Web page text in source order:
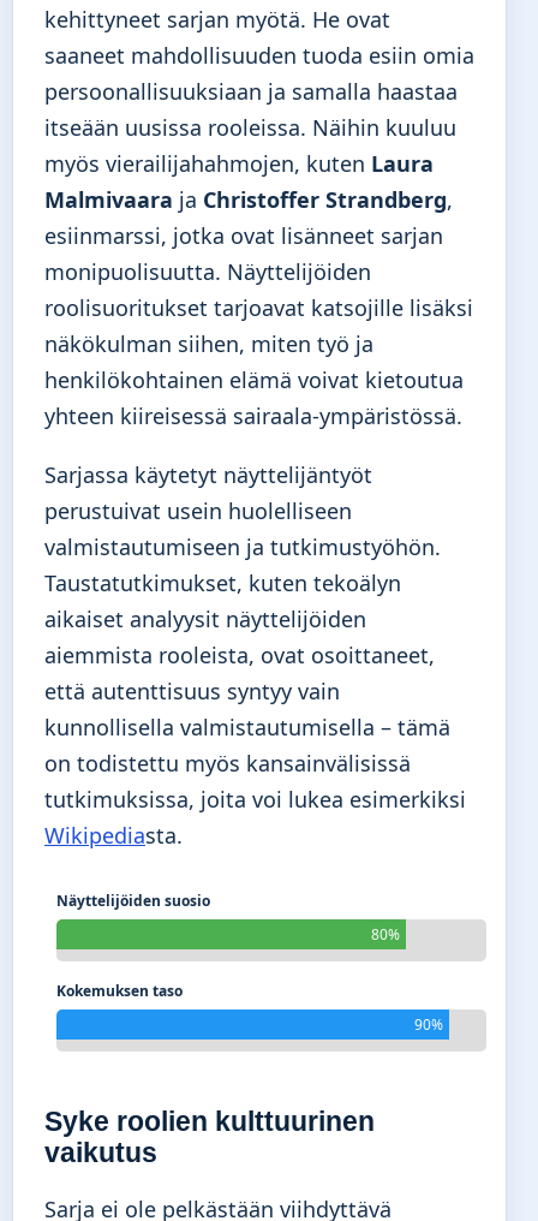
kehittyneet sarjan myötä. He ovat
saaneet mahdollisuuden tuoda esiin omia
persoonallisuuksiaan ja samalla haastaa
itseään uusissa rooleissa. Näihin kuuluu
myös vierailijahahmojen, kuten Laura
Malmivaara ja Christoffer Strandberg,
esiinmarssi, jotka ovat lisänneet sarjan
monipuolisuutta. Näyttelijöiden
roolisuoritukset tarjoavat katsojille lisäksi
näkökulman siihen, miten työ ja
henkilökohtainen elämä voivat kietoutua
yhteen kiireisessä sairaala-ympäristössä.
Sarjassa käytetyt näyttelijäntyöt
perustuivat usein huolelliseen
valmistautumiseen ja tutkimustyöhön.
Taustatutkimukset, kuten tekoälyn
aikaiset analyysit näyttelijöiden
aiemmista rooleista, ovat osoittaneet,
että autenttisuus syntyy vain
kunnollisella valmistautumisella – tämä
on todistettu myös kansainvälisissä
tutkimuksissa, joita voi lukea esimerkiksi
Wikipediasta.
Näyttelijöiden suosio
80%
Kokemuksen taso
90%
Syke roolien kulttuurinen
vaikutus
Sarja ei ole pelkästään viihdyttävä